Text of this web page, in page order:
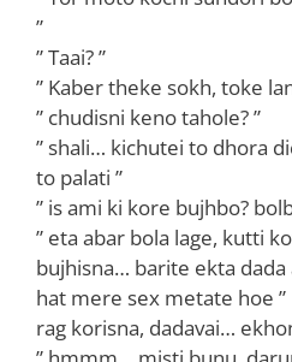
”
” Taai? ”
” Kaber theke sokh, toke
” chudisni keno tahole? ”
” shali… kichutei to dhora
to palati ”
” is ami ki kore bujhbo?
” eta abar bola lage, kutti
bujhisna… barite ekta
hat mere sex metate hoe ”
rag korisna, dadavai…